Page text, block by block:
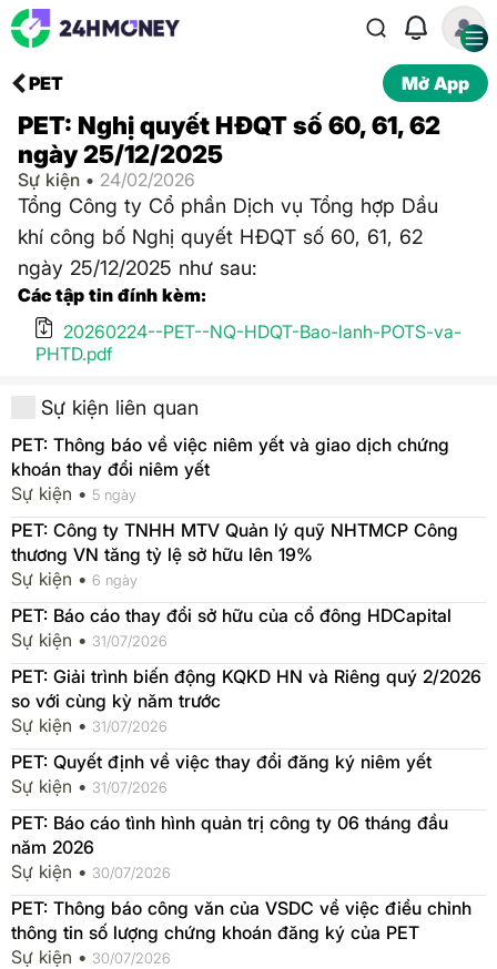
PET Mở App
PET: Nghị quyết HĐQT số 60, 61, 62
ngày 25/12/2025
Sự kiện • 24/02/2026
Tổng Công ty Cổ phần Dịch vụ Tổng hợp Dầu
khí công bố Nghị quyết HĐQT số 60, 61, 62
ngày 25/12/2025 như sau:
Các tập tin đính kèm:
20260224--PET--NQ-HDQT-Bao-lanh-POTS-va-
PHTD.pdf
Sự kiện liên quan
PET: Thông báo về việc niêm yết và giao dịch chứng
khoán thay đổi niêm yết
Sự kiện • 5 ngày
PET: Công ty TNHH MTV Quản lý quỹ NHTMCP Công
thương VN tăng tỷ lệ sở hữu lên 19%
Sự kiện • 6 ngày
PET: Báo cáo thay đổi sở hữu của cổ đông HDCapital
Sự kiện • 31/07/2026
PET: Giải trình biến động KQKD HN và Riêng quý 2/2026
so với cùng kỳ năm trước
Sự kiện • 31/07/2026
PET: Quyết định về việc thay đổi đăng ký niêm yết
Sự kiện • 31/07/2026
PET: Báo cáo tình hình quản trị công ty 06 tháng đầu
năm 2026
Sự kiện • 30/07/2026
PET: Thông báo công văn của VSDC về việc điều chỉnh
thông tin số lượng chứng khoán đăng ký của PET
Sự kiện • 30/07/2026